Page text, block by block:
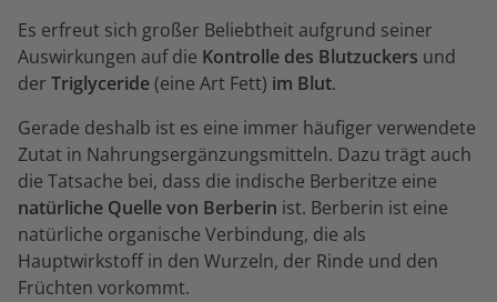
Es erfreut sich großer Beliebtheit aufgrund seiner
Auswirkungen auf die Kontrolle des Blutzuckers und
der Triglyceride(eine Art Fett) im Blut.
Gerade deshalb ist es eine immer häufiger verwendete
Zutat in Nahrungsergänzungsmitteln. Dazu trägt auch
die Tatsache bei, dass die indische Berberitze eine
natürliche Quelle von Berberin ist. Berberin ist eine
natürliche organische Verbindung, die als
Hauptwirkstoff in den Wurzeln, der Rinde und den
Früchten vorkommt.